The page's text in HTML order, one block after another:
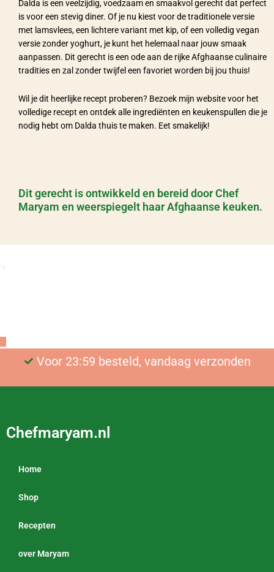
Dalda is een veelzijdig, voedzaam en smaakvol gerecht dat perfect
is voor een stevig diner. Of je nu kiest voor de traditionele versie
met lamsvlees, een lichtere variant met kip, of een volledig vegan
versie zonder yoghurt, je kunt het helemaal naar jouw smaak
aanpassen. Dit gerecht is een ode aan de rijke Afghaanse culinaire
tradities en zal zonder twijfel een favoriet worden bij jou thuis!
Wil je dit heerlijke recept proberen? Bezoek mijn website voor het
volledige recept en ontdek alle ingrediënten en keukenspullen die je
nodig hebt om Dalda thuis te maken. Eet smakelijk!
Dit gerecht is ontwikkeld en bereid door Chef
Maryam en weerspiegelt haar Afghaanse keuken.
Gratis bezorging vanaf €25
Voor 23:59 besteld, vandaag verzonden
Chefmaryam.nl
Home
Shop
Recepten
over Maryam